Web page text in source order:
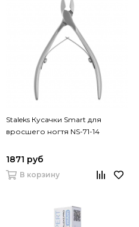
Staleks Кусачки Smart для
вросшего ногтя NS-71-14
1871 руб
В корзину